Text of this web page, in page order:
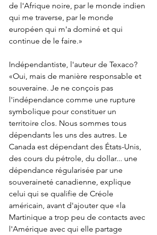
de l'Afrique noire, par le monde indien
qui me traverse, par le monde
européen qui m'a dominé et qui
continue de le faire.»
Indépendantiste, l'auteur de Texaco?
«Oui, mais de manière responsable et
souveraine. Je ne conçois pas
l'indépendance comme une rupture
symbolique pour constituer un
territoire clos. Nous sommes tous
dépendants les uns des autres. Le
Canada est dépendant des États-Unis,
des cours du pétrole, du dollar... une
dépendance régularisée par une
souveraineté canadienne, explique
celui qui se qualifie de Créole
américain, avant d'ajouter que «la
Martinique a trop peu de contacts avec
l'Amérique avec qui elle partage